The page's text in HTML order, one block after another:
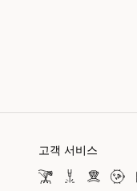
고객 서비스